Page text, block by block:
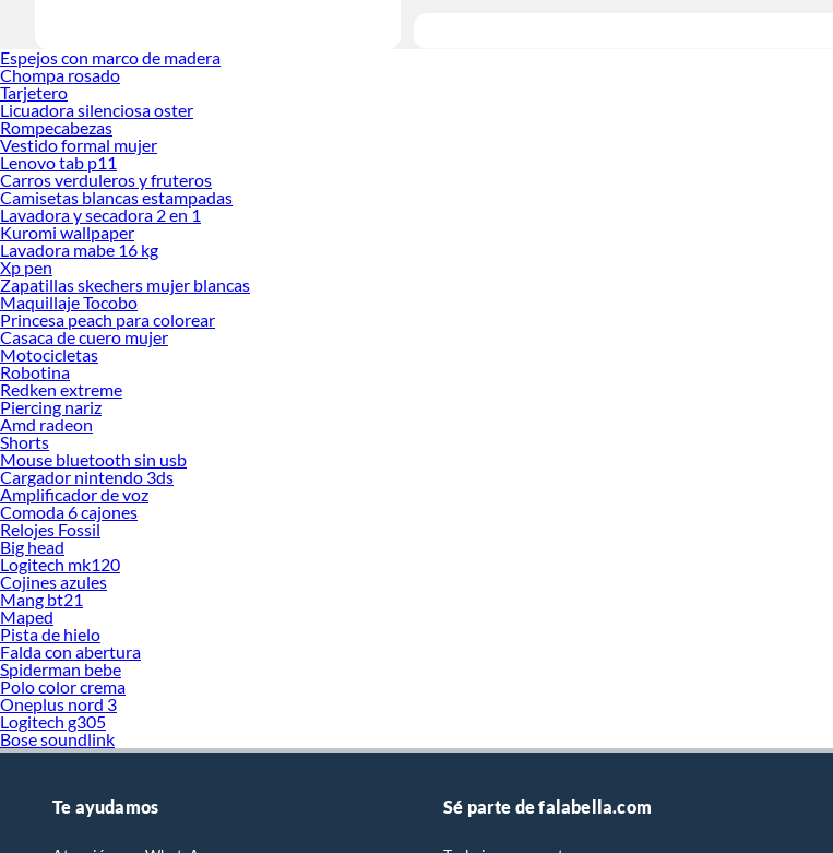
Espejos con marco de madera
Chompa rosado
Tarjetero
Licuadora silenciosa oster
Rompecabezas
Vestido formal mujer
Lenovo tab p11
Carros verduleros y fruteros
Camisetas blancas estampadas
Lavadora y secadora 2 en 1
Kuromi wallpaper
Lavadora mabe 16 kg
Xp pen
Zapatillas skechers mujer blancas
Maquillaje Tocobo
Princesa peach para colorear
Casaca de cuero mujer
Motocicletas
Robotina
Redken extreme
Piercing nariz
Amd radeon
Shorts
Mouse bluetooth sin usb
Cargador nintendo 3ds
Amplificador de voz
Comoda 6 cajones
Relojes Fossil
Big head
Logitech mk120
Cojines azules
Mang bt21
Maped
Pista de hielo
Falda con abertura
Spiderman bebe
Polo color crema
Oneplus nord 3
Logitech g305
Bose soundlink
Te ayudamos Sé parte de falabella.com